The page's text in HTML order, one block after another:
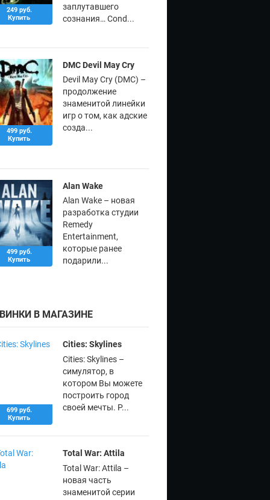
249 руб.
Купить
заплутавшего
сознания… Cond...
499 руб.
Купить
DMC Devil May Cry
Devil May Cry (DMC) –
продолжение
знаменитой линейки
игр о том, как адские
созда...
499 руб.
Купить
Alan Wake
Alan Wake – новая
разработка студии
Remedy
Entertainment,
которые ранее
подарили...
В МАГАЗИНЕ
699 руб.
Купить
Cities: Skylines
Cities: Skylines –
симулятор, в
котором Вы можете
построить город
своей мечты. Р...
Total War: Attila
Total War: Attila –
новая часть
знаменитой серии